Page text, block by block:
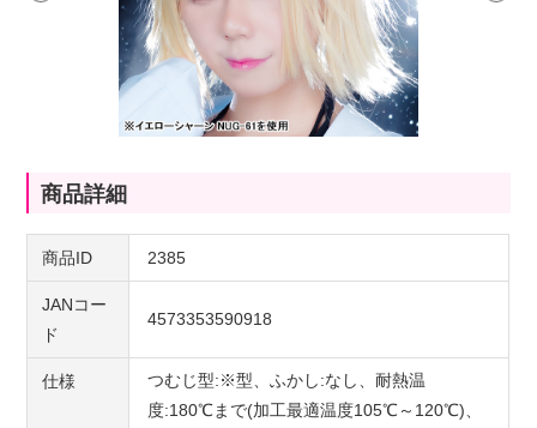
商品詳細
商品ID 2385
JANコー
ド
4573353590918
仕様
つむじ型:※型、ふかし:なし、耐熱温
度:180℃まで(加工最適温度105℃～120℃)、